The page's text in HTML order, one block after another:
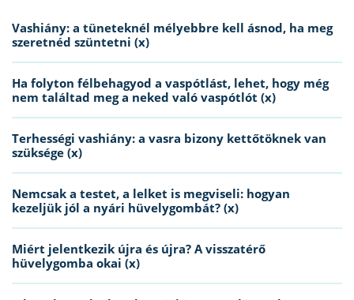
Vashiány: a tüneteknél mélyebbre kell ásnod, ha meg
szeretnéd szüntetni (x)
Ha folyton félbehagyod a vaspótlást, lehet, hogy még
nem találtad meg a neked való vaspótlót (x)
Terhességi vashiány: a vasra bizony kettőtöknek van
szüksége (x)
Nemcsak a testet, a lelket is megviseli: hogyan
kezeljük jól a nyári hüvelygombát? (x)
Miért jelentkezik újra és újra? A visszatérő
hüvelygomba okai (x)